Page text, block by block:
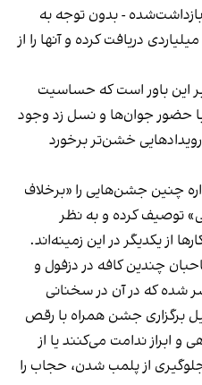
- بدون توجه به
دریافت کرده و آنها را از
این باور است که حساسیت
حضور جوان‌ها و نسل زد وجود
خشن‌تر برخورد
چنین جشن‌هایی را «برخلاف
توصیف کرده و به نظر
از یکدیگر در این زمینه‌اند.
چندین کافه در دزفول و
شده که در آن در سخنانی
برگزاری جشن همراه با رقص
ابراز ندامت می‌کنند یا از
از پلمب شدن، حجاب را